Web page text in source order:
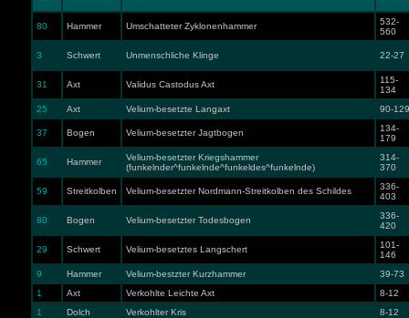
80 Hammer Umschatteter Zyklonenhammer
532-
560
3 Schwert Unmenschliche Klinge 22-27
31 Axt Validus Castodus Axt
115-
134
25
Axt Velium-besetzte Langaxt 90-129
37 Bogen Velium-besetzter Jagtbogen
134-
179
65 Hammer
Velium-besetzter Kriegshammer
(funkelnder^funkelnde^funkeldes^funkelnde)
314-
370
59 Streitkolben Velium-besetzter Nordmann-Streitkolben des Schildes
336-
403
80 Bogen Velium-besetzter Todesbogen
336-
420
29 Schwert Velium-besetztes Langschert
101-
146
9
Hammer Velium-bestzter Kurzhammer
39-73
1
Axt Verkohlte Leichte Axt
8-12
1
Dolch Verkohlter Kris
8-12